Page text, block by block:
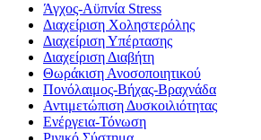
Άγχος-Αϋπνία Stress
Διαχείριση Χοληστερόλης
Διαχείριση Υπέρτασης
Διαχείριση Διαβήτη
Θωράκιση Ανοσοποιητικού
Πονόλαιμος-Βήχας-Βραχνάδα
Αντιμετώπιση Δυσκοιλιότητας
Eνέργεια-Τόνωση